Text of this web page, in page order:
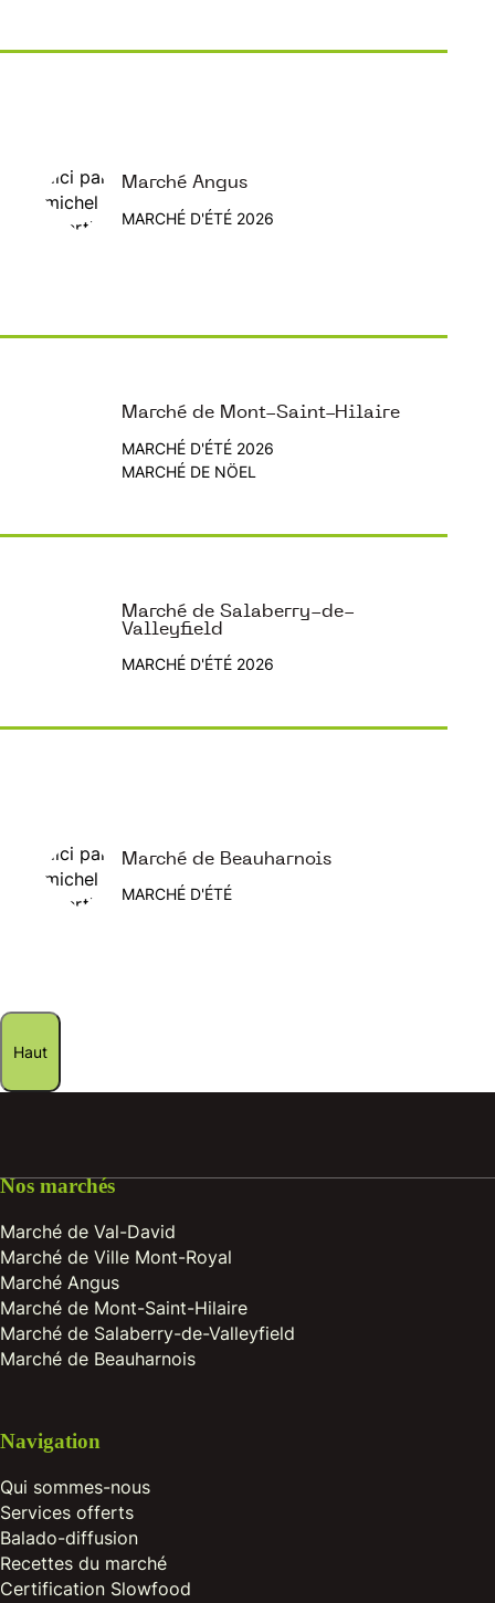
Marché Angus
MARCHÉ D'ÉTÉ 2026
Marché de Mont-Saint-Hilaire
MARCHÉ D'ÉTÉ 2026
MARCHÉ DE NÖEL
Marché de Salaberry-de-
Valleyfield
MARCHÉ D'ÉTÉ 2026
Marché de Beauharnois
MARCHÉ D'ÉTÉ
Haut
Nos marchés
Marché de Val-David
Marché de Ville Mont-Royal
Marché Angus
Marché de Mont-Saint-Hilaire
Marché de Salaberry-de-Valleyfield
Marché de Beauharnois
Navigation
Qui sommes-nous
Services offerts
Balado-diffusion
Recettes du marché
Certification Slowfood